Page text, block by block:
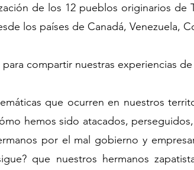
de los 12 pueblos originarios de
los países de Canadá, Venezuela,
compartir nuestras experiencias
que ocurren en nuestros
hemos sido atacados,
por el mal gobierno y
que nuestros hermanos